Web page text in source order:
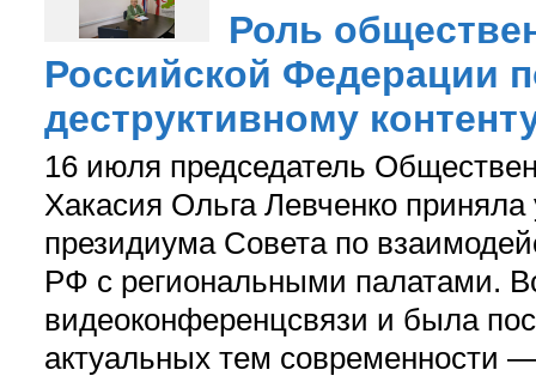
Роль
Российской Федерации
деструктивному
16 июля председатель
Хакасия Ольга Левченко приняла
президиума Совета по
РФ с региональными палатами.
видеоконференцсвязи и была
актуальных тем современности